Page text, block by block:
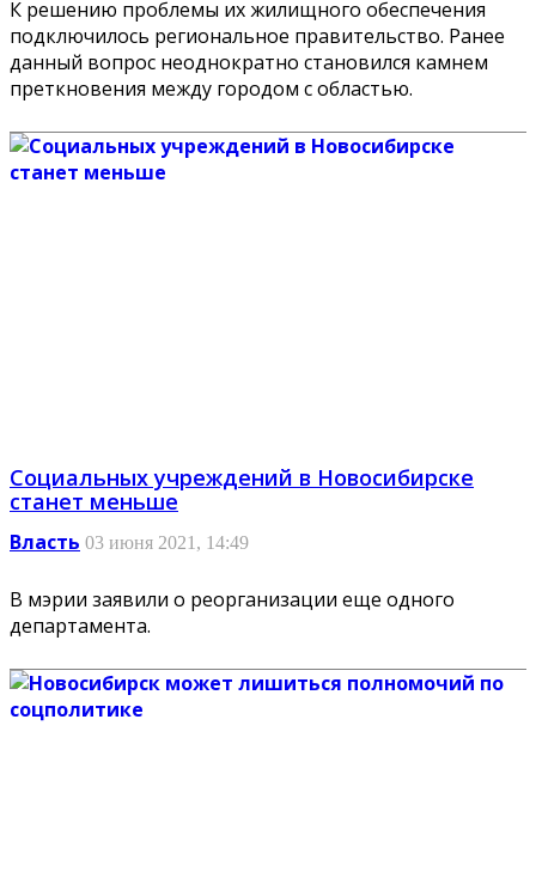
К решению проблемы их жилищного обеспечения
подключилось региональное правительство. Ранее
данный вопрос неоднократно становился камнем
преткновения между городом с областью.
Социальных учреждений в Новосибирске
станет меньше
Власть 03 июня 2021, 14:49
В мэрии заявили о реорганизации еще одного
департамента.